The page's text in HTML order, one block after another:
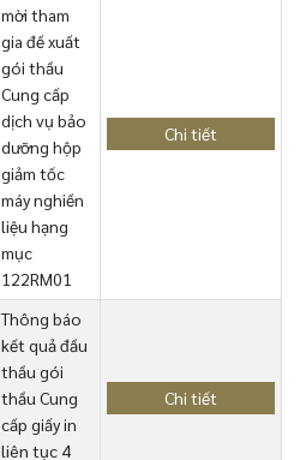
mời tham
gia đề xuất
gói thầu
Cung cấp
dịch vụ bảo
dưỡng hộp
giảm tốc
máy nghiền
liệu hạng
mục
122RM01
Chi tiết
Thông báo
kết quả đầu
thầu gói
thầu Cung
cấp giấy in
liên tục 4
Chi tiết